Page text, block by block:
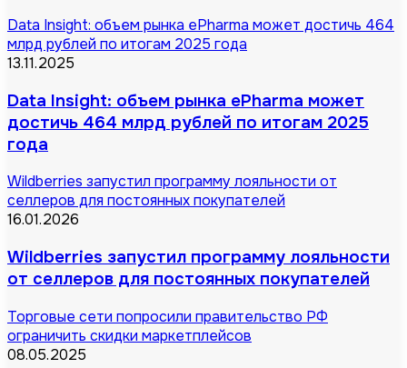
Data Insight: объем рынка ePharma может достичь 464
млрд рублей по итогам 2025 года
13.11.2025
Data Insight: объем рынка ePharma может
достичь 464 млрд рублей по итогам 2025
года
Wildberries запустил программу лояльности от
селлеров для постоянных покупателей
16.01.2026
Wildberries запустил программу лояльности
от селлеров для постоянных покупателей
Торговые сети попросили правительство РФ
ограничить скидки маркетплейсов
08.05.2025